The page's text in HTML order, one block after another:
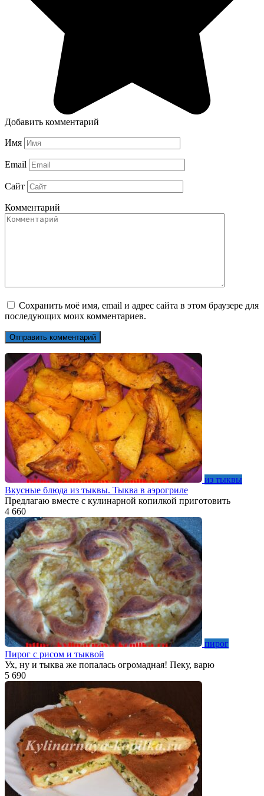
Добавить комментарий
Имя
Email
Сайт
Комментарий
Сохранить моё имя, email и адрес сайта в этом браузере для
последующих моих комментариев.
из тыквы
Вкусные блюда из тыквы. Тыква в аэрогриле
Предлагаю вместе с кулинарной копилкой приготовить
4 660
пирог
Пирог с рисом и тыквой
Ух, ну и тыква же попалась огромадная! Пеку, варю
5 690